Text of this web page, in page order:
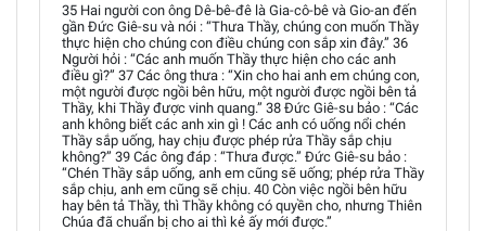
35 Hai người con ông Dê-bê-đê là Gia-cô-bê và Gio-an đến
gần Đức Giê-su và nói : “Thưa Thầy, chúng con muốn Thầy
thực hiện cho chúng con điều chúng con sắp xin đây.” 36
Người hỏi : “Các anh muốn Thầy thực hiện cho các anh
điều gì?” 37 Các ông thưa : “Xin cho hai anh em chúng con,
một người được ngồi bên hữu, một người được ngồi bên tả
Thầy, khi Thầy được vinh quang.” 38 Đức Giê-su bảo : “Các
anh không biết các anh xin gì ! Các anh có uống nổi chén
Thầy sắp uống, hay chịu được phép rửa Thầy sắp chịu
không?” 39 Các ông đáp : “Thưa được.” Đức Giê-su bảo :
“Chén Thầy sắp uống, anh em cũng sẽ uống; phép rửa Thầy
sắp chịu, anh em cũng sẽ chịu. 40 Còn việc ngồi bên hữu
hay bên tả Thầy, thì Thầy không có quyền cho, nhưng Thiên
Chúa đã chuẩn bị cho ai thì kẻ ấy mới được.”